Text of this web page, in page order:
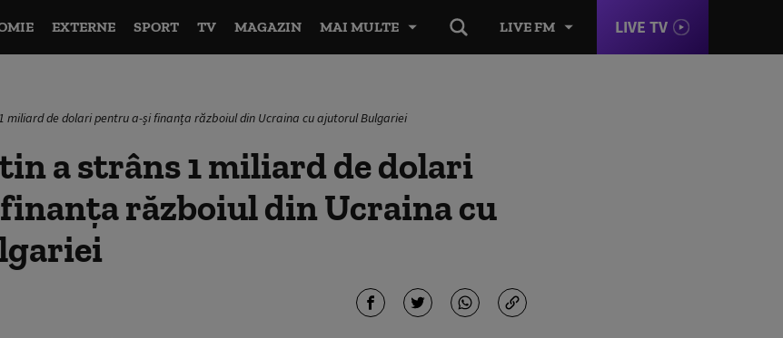
LIVE FM LIVE TV
EXTERNE SPORT TV MAGAZIN MAI MULTE
miliard de dolari pentru a-și finanța războiul din Ucraina cu ajutorul Bulgariei
a strâns 1 miliard de dolari
războiul din Ucraina cu